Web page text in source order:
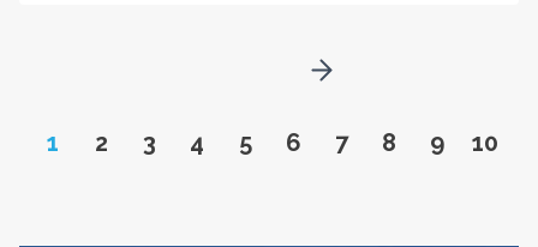
Page
1 Go to page
2 Go to page
3 Go to page
4 Go to page
5 Go to page
6 Go to page
7 Go to page
8 Go to
9 Go
10
Go to next page